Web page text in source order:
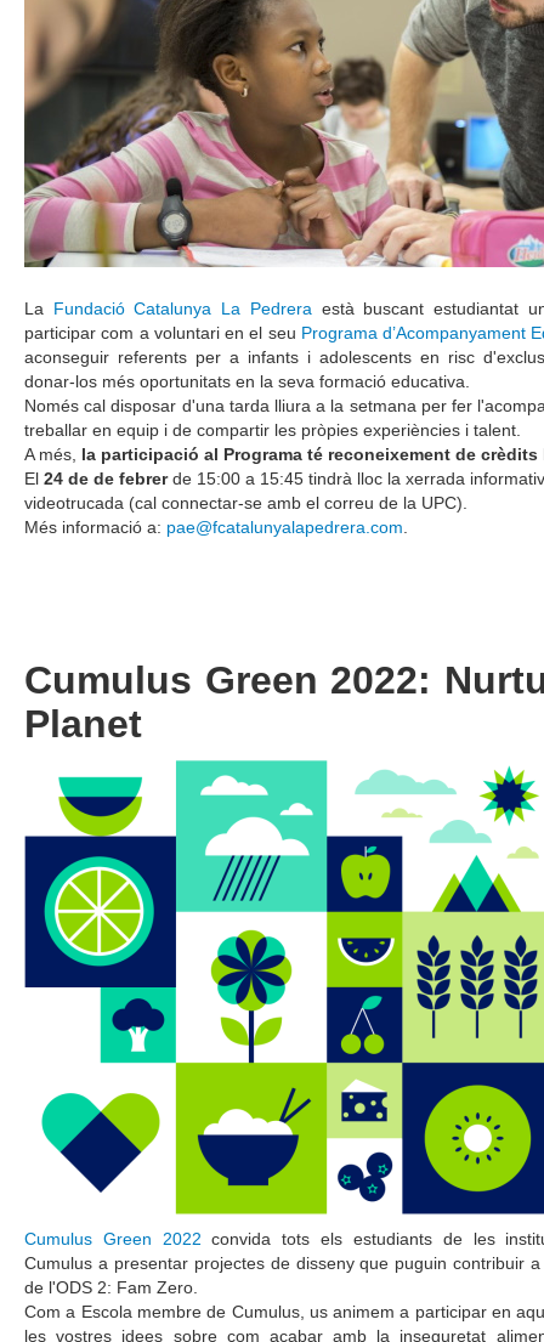
La Fundació Catalunya La Pedrera està buscant estudiantat
participar com a voluntari en el seu Programa d’Acompanyament
aconseguir referents per a infants i adolescents en risc
donar-los més oportunitats en la seva formació educativa.
Només cal disposar d'una tarda lliura a la setmana per fer
treballar en equip i de compartir les pròpies experiències i talent.
A més, la participació al Programa té reconeixement de crèdits
El 24 de de febrerde 15:00 a 15:45 tindrà lloc la xerrada
videotrucada (cal connectar-se amb el correu de la UPC).
Més informació a: pae@fcatalunyalapedrera.com
Cumulus Green 2022:
Planet
Cumulus Green 2022 convida tots els estudiants de les
Cumulus a presentar projectes de disseny que puguin contribuir
de l'ODS 2: Fam Zero.
Com a Escola membre de Cumulus, us animem a participar en
les vostres idees sobre com acabar amb la inseguretat